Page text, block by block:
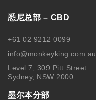
悉尼总部 – CBD
+61 02 9212 0099
info@monkeyking.com.au
Level 7, 309 Pitt Street
Sydney, NSW 2000
墨尔本分部